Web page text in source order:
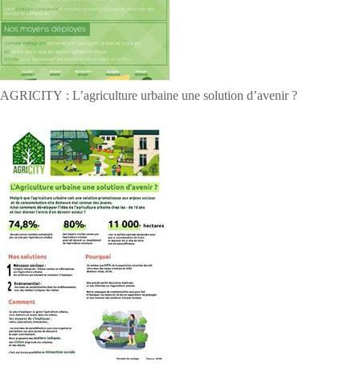
AGRICITY : L’agriculture urbaine une solution d’avenir ?